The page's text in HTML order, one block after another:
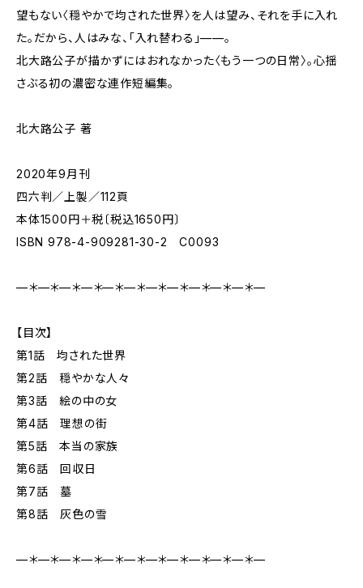
望もない〈穏やかで均された世界〉を人は望み、それを手に入れ
た。だから、人はみな、「入れ替わる」——。
北大路公子が描かずにはおれなかった〈もう一つの日常〉。心揺
さぶる初の濃密な連作短編集。
北大路公子 著
2020年9月刊
四六判／上製／112頁
本体1500円＋税〔税込1650円〕
ISBN 978-4-909281-30-2 C0093
—＊—＊—＊—＊—＊—＊—＊—＊—＊—＊—＊—
【目次】
第1話 均された世界
第2話 穏やかな人々
第3話 絵の中の女
第4話 理想の街
第5話 本当の家族
第6話 回収日
第7話 墓
第8話 灰色の雪
—＊—＊—＊—＊—＊—＊—＊—＊—＊—＊—＊—